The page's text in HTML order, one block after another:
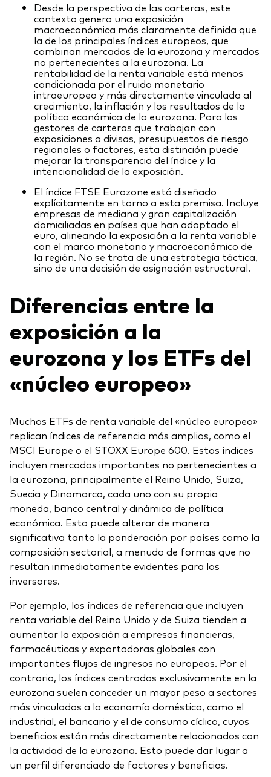
Desde la perspectiva de las carteras, este
contexto genera una exposición
macroeconómica más claramente definida que
la de los principales índices europeos, que
combinan mercados de la eurozona y mercados
no pertenecientes a la eurozona. La
rentabilidad de la renta variable está menos
condicionada por el ruido monetario
intraeuropeo y más directamente vinculada al
crecimiento, la inflación y los resultados de la
política económica de la eurozona. Para los
gestores de carteras que trabajan con
exposiciones a divisas, presupuestos de riesgo
regionales o factores, esta distinción puede
mejorar la transparencia del índice y la
intencionalidad de la exposición.
El índice FTSE Eurozone está diseñado
explícitamente en torno a esta premisa. Incluye
empresas de mediana y gran capitalización
domiciliadas en países que han adoptado el
euro, alineando la exposición a la renta variable
con el marco monetario y macroeconómico de
la región. No se trata de una estrategia táctica,
sino de una decisión de asignación estructural.
Diferencias entre la
exposición a la
eurozona y los ETFs del
«núcleo europeo»
Muchos ETFs de renta variable del «núcleo europeo»
replican índices de referencia más amplios, como el
MSCI Europe o el STOXX Europe 600. Estos índices
incluyen mercados importantes no pertenecientes a
la eurozona, principalmente el Reino Unido, Suiza,
Suecia y Dinamarca, cada uno con su propia
moneda, banco central y dinámica de política
económica. Esto puede alterar de manera
significativa tanto la ponderación por países como la
composición sectorial, a menudo de formas que no
resultan inmediatamente evidentes para los
inversores.
Por ejemplo, los índices de referencia que incluyen
renta variable del Reino Unido y de Suiza tienden a
aumentar la exposición a empresas financieras,
farmacéuticas y exportadoras globales con
importantes flujos de ingresos no europeos. Por el
contrario, los índices centrados exclusivamente en la
eurozona suelen conceder un mayor peso a sectores
más vinculados a la economía doméstica, como el
industrial, el bancario y el de consumo cíclico, cuyos
beneficios están más directamente relacionados con
la actividad de la eurozona. Esto puede dar lugar a
un perfil diferenciado de factores y beneficios.